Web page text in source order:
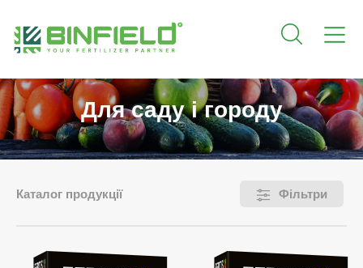
Для саду і городу
Каталог продукції Фільтри